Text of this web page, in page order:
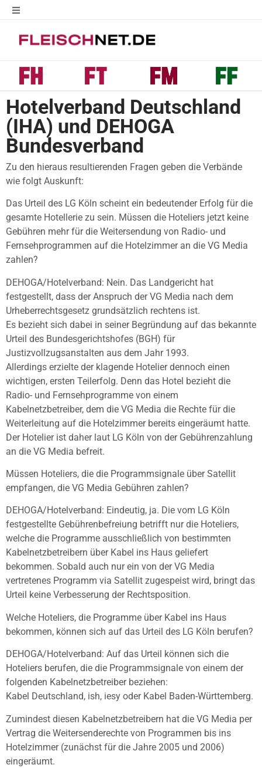
Hotelverband Deutschland
(IHA) und DEHOGA
Bundesverband
Zu den hieraus resultierenden Fragen geben die Verbände
wie folgt Auskunft:
Das Urteil des LG Köln scheint ein bedeutender Erfolg für die
gesamte Hotellerie zu sein. Müssen die Hoteliers jetzt keine
Gebühren mehr für die Weitersendung von Radio- und
Fernsehprogrammen auf die Hotelzimmer an die VG Media
zahlen?
DEHOGA/Hotelverband: Nein. Das Landgericht hat
festgestellt, dass der Anspruch der VG Media nach dem
Urheberrechtsgesetz grundsätzlich rechtens ist.
Es bezieht sich dabei in seiner Begründung auf das bekannte
Urteil des Bundesgerichtshofes (BGH) für
Justizvollzugsanstalten aus dem Jahr 1993.
Allerdings erzielte der klagende Hotelier dennoch einen
wichtigen, ersten Teilerfolg. Denn das Hotel bezieht die
Radio- und Fernsehprogramme von einem
Kabelnetzbetreiber, dem die VG Media die Rechte für die
Weiterleitung auf die Hotelzimmer bereits eingeräumt hatte.
Der Hotelier ist daher laut LG Köln von der Gebührenzahlung
an die VG Media befreit.
Müssen Hoteliers, die die Programmsignale über Satellit
empfangen, die VG Media Gebühren zahlen?
DEHOGA/Hotelverband: Eindeutig, ja. Die vom LG Köln
festgestellte Gebührenbefreiung betrifft nur die Hoteliers,
welche die Programme ausschließlich von bestimmten
Kabelnetzbetreibern über Kabel ins Haus geliefert
bekommen. Sobald auch nur ein von der VG Media
vertretenes Programm via Satellit zugespeist wird, bringt das
Urteil keine Verbesserung der Rechtsposition.
Welche Hoteliers, die Programme über Kabel ins Haus
bekommen, können sich auf das Urteil des LG Köln berufen?
DEHOGA/Hotelverband: Auf das Urteil können sich die
Hoteliers berufen, die die Programmsignale von einem der
folgenden Kabelnetzbetreiber beziehen:
Kabel Deutschland, ish, iesy oder Kabel Baden-Württemberg.
Zumindest diesen Kabelnetzbetreibern hat die VG Media per
Vertrag die Weitersenderechte von Programmen bis ins
Hotelzimmer (zunächst für die Jahre 2005 und 2006)
eingeräumt.